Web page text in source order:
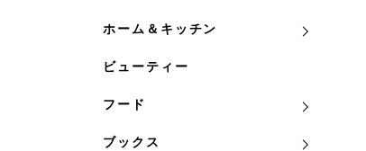
ホーム＆キッチン
ビューティー
フード
ブックス